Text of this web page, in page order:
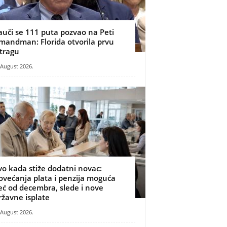
se 111 puta pozvao na Peti
Florida otvorila prvu
2026.
kada stiže dodatni novac:
plata i penzija moguća
od decembra, slede i nove
isplate
2026.